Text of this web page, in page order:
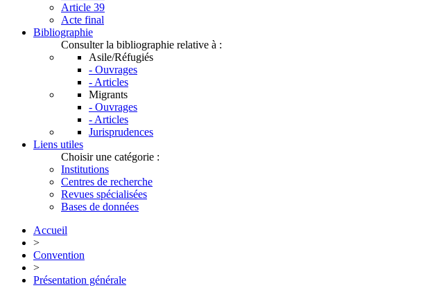
Article 39
Acte final
Bibliographie
Consulter la bibliographie relative à :
Asile/Réfugiés
- Ouvrages
- Articles
Migrants
- Ouvrages
- Articles
Jurisprudences
Liens utiles
Choisir une catégorie :
Institutions
Centres de recherche
Revues spécialisées
Bases de données
Accueil
>
Convention
>
Présentation générale